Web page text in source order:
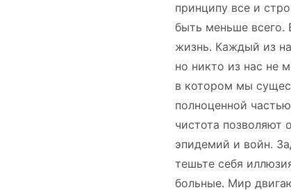
принципу все и
быть меньше всего.
жизнь. Каждый из
но никто из нас не
в котором мы
полноценной
чистота позволяют
эпидемий и войн.
тешьте себя
больные. Мир